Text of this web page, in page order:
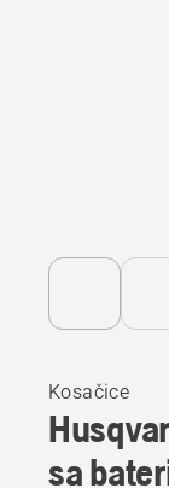
Kosačice
sa